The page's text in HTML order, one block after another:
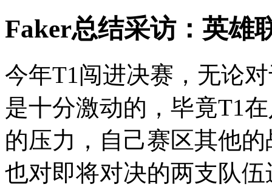
Faker总结采访：英雄
今年T1闯进决赛，无论
是十分激动的，毕竟T1
的压力，自己赛区其他
也对即将对决的两支队